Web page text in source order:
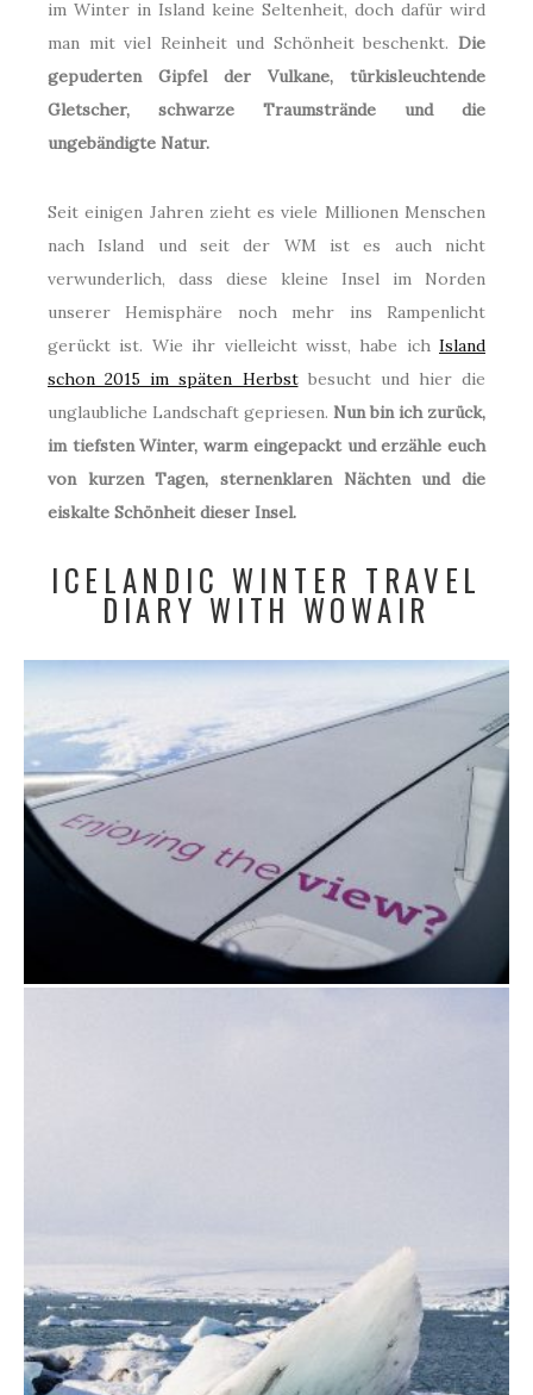
im Winter in Island keine Seltenheit, doch dafür wird
man mit viel Reinheit und Schönheit beschenkt. Die
gepuderten Gipfel der Vulkane, türkisleuchtende
Gletscher, schwarze Traumstrände und die
ungebändigte Natur.
Seit einigen Jahren zieht es viele Millionen Menschen
nach Island und seit der WM ist es auch nicht
verwunderlich, dass diese kleine Insel im Norden
unserer Hemisphäre noch mehr ins Rampenlicht
gerückt ist. Wie ihr vielleicht wisst, habe ich Island
schon 2015 im späten Herbstbesucht und hier die
unglaubliche Landschaft gepriesen. Nun bin ich zurück,
im tiefsten Winter, warm eingepackt und erzähle euch
von kurzen Tagen, sternenklaren Nächten und die
eiskalte Schönheit dieser Insel.
ICELANDIC WINTER TRAVEL
DIARY WITH WOWAIR